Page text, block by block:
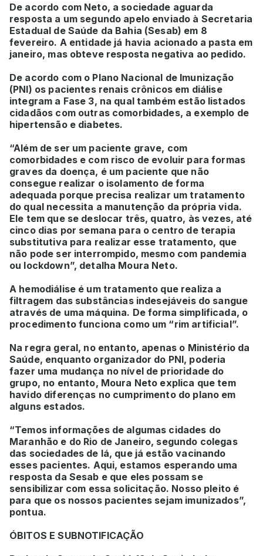
De acordo com Neto, a sociedade aguarda
resposta a um segundo apelo enviado à Secretaria
Estadual de Saúde da Bahia (Sesab) em 8
fevereiro. A entidade já havia acionado a pasta em
janeiro, mas obteve resposta negativa ao pedido.
De acordo com o Plano Nacional de Imunização
(PNI) os pacientes renais crônicos em diálise
integram a Fase 3, na qual também estão listados
cidadãos com outras comorbidades, a exemplo de
hipertensão e diabetes.
“Além de ser um paciente grave, com
comorbidades e com risco de evoluir para formas
graves da doença, é um paciente que não
consegue realizar o isolamento de forma
adequada porque precisa realizar um tratamento
do qual necessita a manutenção da própria vida.
Ele tem que se deslocar três, quatro, às vezes, até
cinco dias por semana para o centro de terapia
substitutiva para realizar esse tratamento, que
não pode ser interrompido, mesmo com pandemia
ou lockdown”, detalha Moura Neto.
A hemodiálise é um tratamento que realiza a
filtragem das substâncias indesejáveis do sangue
através de uma máquina. De forma simplificada, o
procedimento funciona como um “rim artificial”.
Na regra geral, no entanto, apenas o Ministério da
Saúde, enquanto organizador do PNI, poderia
fazer uma mudança no nível de prioridade do
grupo, no entanto, Moura Neto explica que tem
havido diferenças no cumprimento do plano em
alguns estados.
“Temos informações de algumas cidades do
Maranhão e do Rio de Janeiro, segundo colegas
das sociedades de lá, que já estão vacinando
esses pacientes. Aqui, estamos esperando uma
resposta da Sesab e que eles possam se
sensibilizar com essa solicitação. Nosso pleito é
para que os nossos pacientes sejam imunizados”,
pontua.
ÓBITOS E SUBNOTIFICAÇÃO